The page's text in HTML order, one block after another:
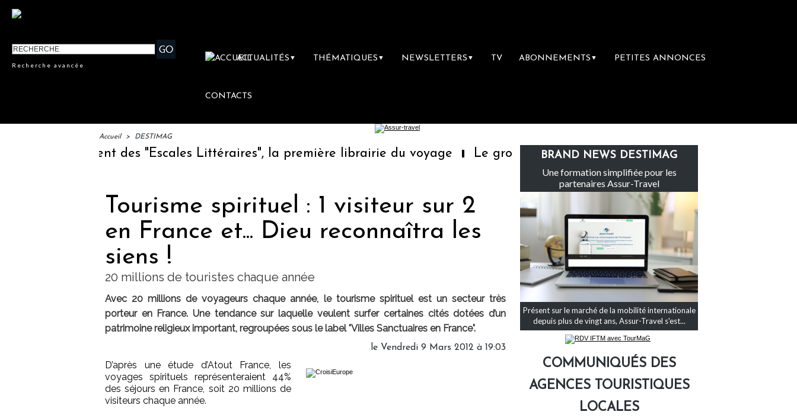
Recherche avancée
ACTUALITÉS ▼ THÉMATIQUES ▼ NEWSLETTERS ▼ TV ABONNEMENTS ▼ PETITES ANNONCES
CONTACTS
Accueil > DESTIMAG
: lancement des "Escales Littéraires", la première librairie du voyage Le groupe Sainte-Claire rachète Eden Tour
Tourisme spirituel : 1 visiteur sur 2
en France et... Dieu reconnaîtra les
siens !
20 millions de touristes chaque année
Avec 20 millions de voyageurs chaque année, le tourisme spirituel est un secteur très
porteur en France. Une tendance sur laquelle veulent surfer certaines cités dotées d’un
patrimoine religieux important, regroupées sous le label "Villes Sanctuaires en France".
le Vendredi 9 Mars 2012 à 19:03
D’après une étude d’Atout France, les
voyages spirituels représenteraient 44%
des séjours en France, soit 20 millions de
visiteurs chaque année.
BRAND NEWS DESTIMAG
Une formation simplifiée pour les
partenaires Assur-Travel
Présent sur le marché de la mobilité internationale
depuis plus de vingt ans, Assur-Travel s'est...
COMMUNIQUÉS DES
AGENCES TOURISTIQUES
LOCALES